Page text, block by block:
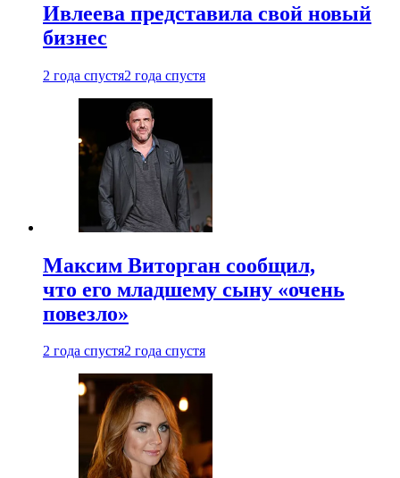
Ивлеева представила свой новый
бизнес
2 года спустя2 года спустя
Максим Виторган сообщил,
что его младшему сыну «очень
повезло»
2 года спустя2 года спустя